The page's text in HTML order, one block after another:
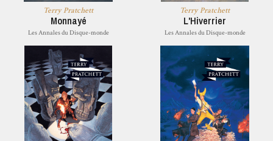
Terry Pratchett
Monnayé
Les Annales du Disque-monde
Terry Pratchett
L'Hiverrier
Les Annales du Disque-monde